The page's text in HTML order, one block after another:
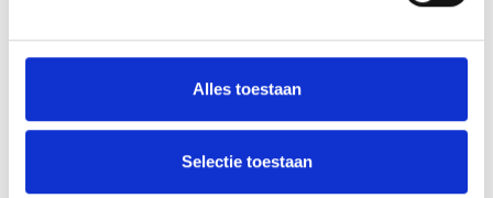
Alles toestaan
Selectie toestaan
Genießen Sie die künstlerische Atmosphäre